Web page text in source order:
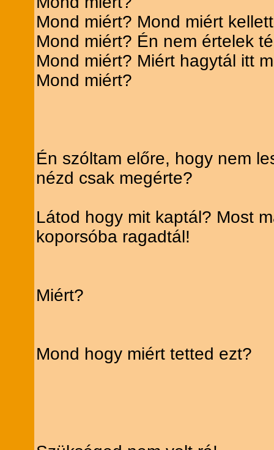
Mond miért? Mond miért
Mond miért? Én nem értelek
Mond miért? Miért hagytál itt
Mond miért?
Én szóltam előre, hogy nem
nézd csak megérte?
Látod hogy mit kaptál? Most
koporsóba ragadtál!
Miért?
Mond hogy miért tetted ezt?